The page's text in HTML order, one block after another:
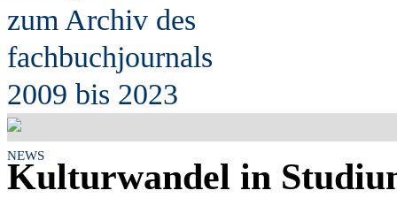
zum Archiv des
fachbuchjournals
2009 bis 2023
NEWS
Kulturwandel in